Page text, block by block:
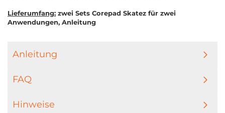
Lieferumfang: zwei Sets Corepad Skatez für zwei
Anwendungen, Anleitung
Anleitung
FAQ
Hinweise